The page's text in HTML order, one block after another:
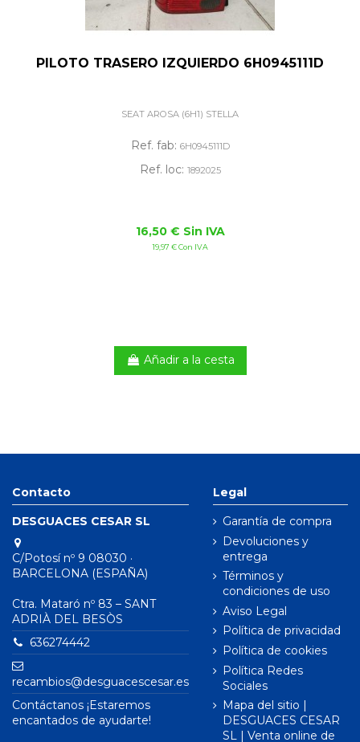
PILOTO TRASERO IZQUIERDO 6H0945111D
SEAT AROSA (6H1) STELLA
Ref. fab: 6H0945111D
Ref. loc: 1892025
16,50 € Sin IVA
19,97 € Con IVA
Añadir a la cesta
Contacto
DESGUACES CESAR SL
C/Potosí nº 9 08030 ·
BARCELONA (ESPAÑA)
Ctra. Mataró nº 83 – SANT
ADRIÀ DEL BESÒS
636274442
recambios@desguacescesar.es
Contáctanos ¡Estaremos
encantados de ayudarte!
Legal
Garantía de compra
Devoluciones y
entrega
Términos y
condiciones de uso
Aviso Legal
Política de privacidad
Política de cookies
Política Redes
Sociales
Mapa del sitio |
DESGUACES CESAR
SL | Venta online de